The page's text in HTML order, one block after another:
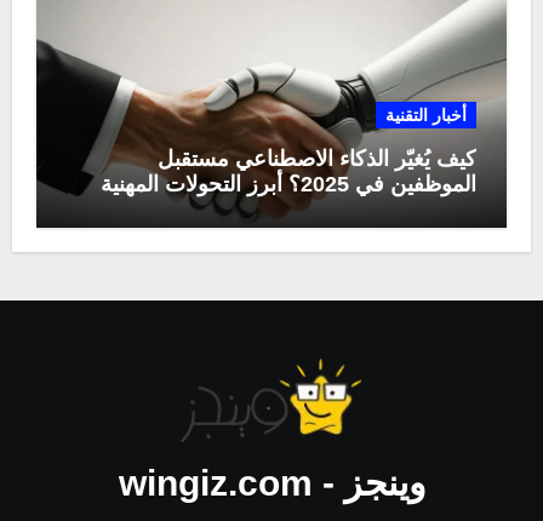
أخبار التقنية
كيف يُغيّر الذكاء الاصطناعي مستقبل
الموظفين في 2025؟ أبرز التحولات المهنية
وينجز - wingiz.com